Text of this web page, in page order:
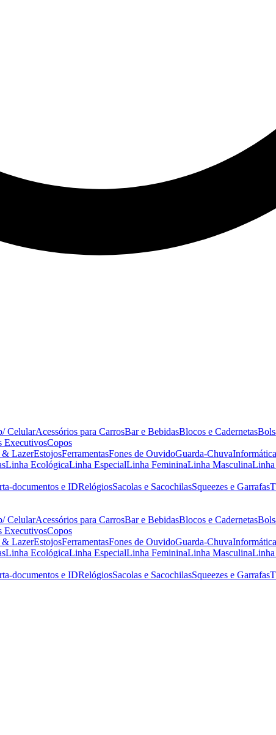
CelularAcessórios para CarrosBar e BebidasBlocos e Cadernetas
ExecutivosCopos
& LazerEstojosFerramentasFones de OuvidoGuarda-Chuva
Linha EcológicaLinha EspecialLinha FemininaLinha MasculinaLinha
documentos e IDRelógiosSacolas e SacochilasSqueezes e Garrafas
CelularAcessórios para CarrosBar e BebidasBlocos e Cadernetas
ExecutivosCopos
& LazerEstojosFerramentasFones de OuvidoGuarda-Chuva
Linha EcológicaLinha EspecialLinha FemininaLinha MasculinaLinha
documentos e IDRelógiosSacolas e SacochilasSqueezes e Garrafas